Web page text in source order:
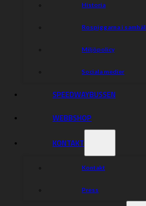
Historia
Rospiggarna i
Miljöpolicy
Sociala medier
SPEEDWAYBUSSEN
WEBBSHOP
KONTAKT
Kontakt
Press